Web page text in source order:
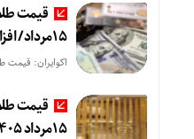
قیمت
15مرداد/ افزایش قیمت ها + جدول
اکوایران: قیمت
قیمت